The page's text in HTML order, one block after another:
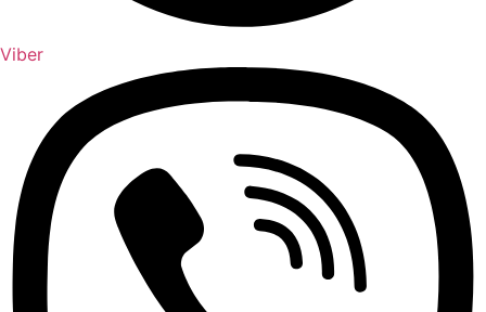
Viber